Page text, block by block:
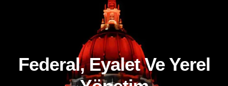
Federal, Eyalet Ve Yerel